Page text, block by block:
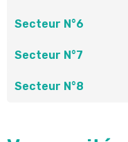
Secteur N°6
Secteur N°7
Secteur N°8